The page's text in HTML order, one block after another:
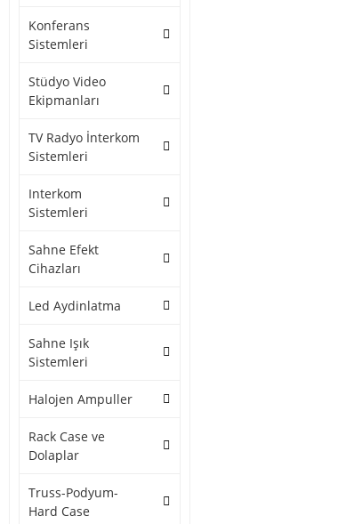
Konferans
Sistemleri
Stüdyo Video
Ekipmanları
TV Radyo İnterkom
Sistemleri
Interkom
Sistemleri
Sahne Efekt
Cihazları
Led Aydinlatma
Sahne Işık
Sistemleri
Halojen Ampuller
Rack Case ve
Dolaplar
Truss-Podyum-
Hard Case